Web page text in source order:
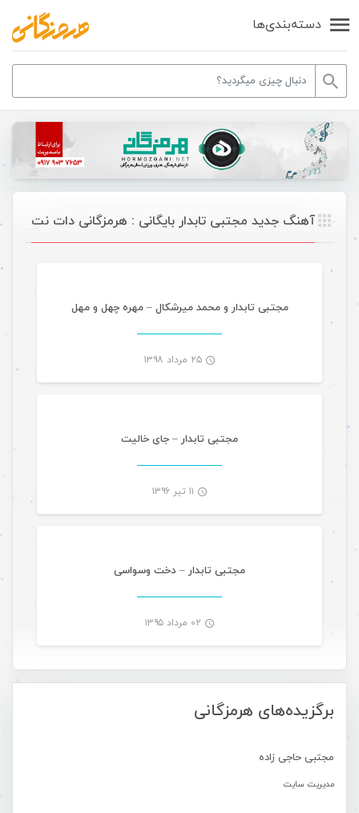
دسته‌بندی‌ها
برگزیده‌های هرمزگانی
مجتبی حاجی زاده
مدیریت سایت
آهنگ جدید مجتبی تابدار بایگانی : هرمزگانی دات نت
مجتبی تابدار و محمد میرشکال – مهره چهل و مهل
۲۵ مرداد ۱۳۹۸
مجتبی تابدار – جای خالیت
۱۱ تیر ۱۳۹۶
مجتبی تابدار – دخت وسواسی
۰۲ مرداد ۱۳۹۵